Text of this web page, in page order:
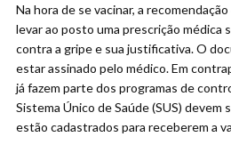
Na hora de se vacinar, a
levar ao posto uma prescrição médica
contra a gripe e sua justificativa. O
estar assinado pelo médico. Em
já fazem parte dos programas de
Sistema Único de Saúde (SUS) devem
estão cadastrados para receberem a